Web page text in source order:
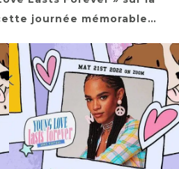
journée mémorable…